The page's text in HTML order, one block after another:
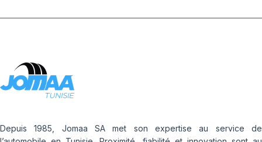
Depuis 1985, Jomaa SA met son expertise au service de